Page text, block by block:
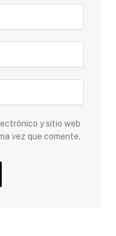
y sitio web
vez que comente.